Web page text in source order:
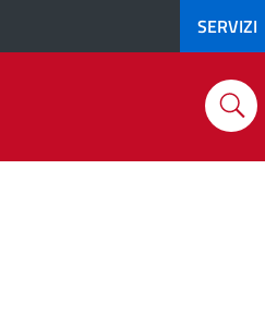
SERVIZI